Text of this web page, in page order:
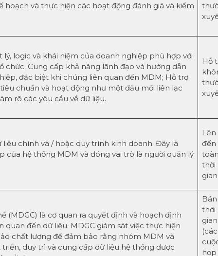
hoạch và thực hiện các hoạt động đánh giá và kiểm
logic và khái niệm của doanh nghiệp phù hợp với
chức; Cung cấp khả năng lãnh đạo và hướng dẫn
đặc biệt khi chúng liên quan đến MDM; Hỗ trợ
chuẩn và hoạt động như một đầu mối liên lạc
rõ các yêu cầu về dữ liệu.
Hỗ
chính và / hoặc quy trình kinh doanh. Đây là
của hệ thống MDM và đóng vai trò là người quản lý
Lên
đến
thời
gian
(MDGC) là cơ quan ra quyết định và hoạch định
quan đến dữ liệu. MDGC giám sát việc thực hiện
chất lượng để đảm bảo rằng nhóm MDM và
duy trì và cung cấp dữ liệu hệ thống được
Bán
thời
gian
(các
họp